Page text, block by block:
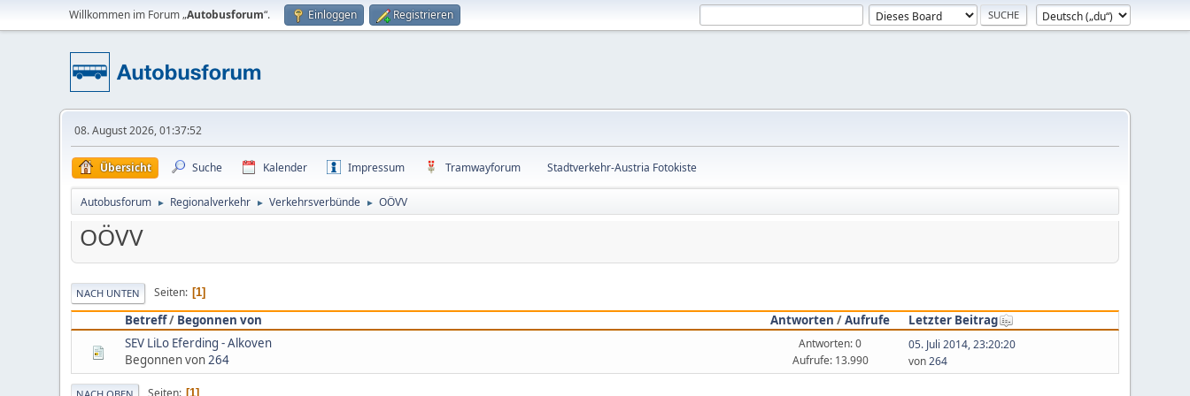
Willkommen im Forum „Autobusforum“. Einloggen Registrieren
08. August 2026, 01:37:52
Übersicht Suche Kalender Impressum Tramwayforum Stadtverkehr-Austria Fotokiste
Autobusforum ► Regionalverkehr ► Verkehrsverbünde ► OÖVV
OÖVV
NACH UNTEN Seiten 1
Betreff/ Begonnen von Antworten /Aufrufe
Letzter Beitrag
SEV LiLo Eferding - Alkoven
Begonnen von 264
Antworten: 0
Aufrufe: 13.990
05. Juli 2014, 23:20:20
von264
NACH OBEN Seiten 1